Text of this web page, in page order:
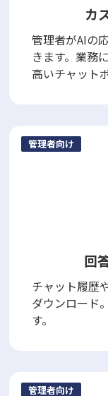
カ
管理者がAIの
きます。業務
高いチャット
管理者向け
回
チャット履歴
ダウンロード
す。
管理者向け